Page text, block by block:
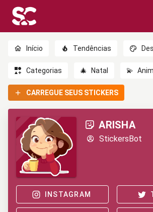
Início Tendências
Categorias 🎄 Natal 💫
CARREGUE SEUS STICKERS
ARISHA
StickersBot
INSTAGRAM